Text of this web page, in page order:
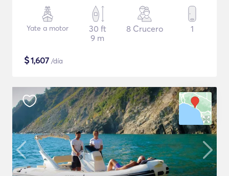
Yate a motor
30 ft
9 m
8 Crucero 1
$1,607 /día